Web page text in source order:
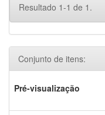
Resultado 1-1 de 1.
Conjunto de itens:
Pré-visualização